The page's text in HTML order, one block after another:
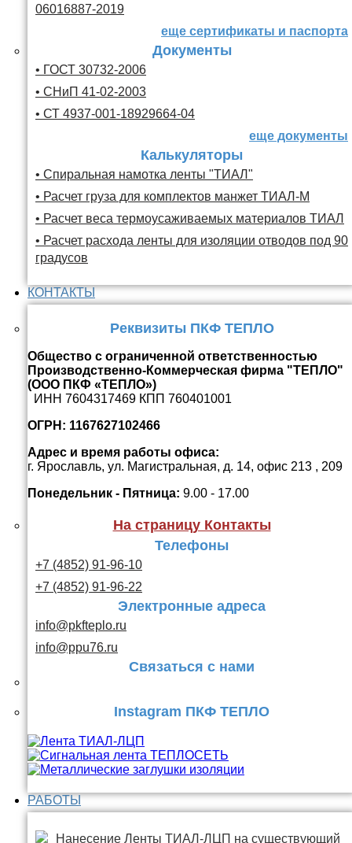
06016887-2019
еще сертификаты и паспорта
Документы
• ГОСТ 30732-2006
• СНиП 41-02-2003
• СТ 4937-001-18929664-04
еще документы
Калькуляторы
• Спиральная намотка ленты "ТИАЛ"
• Расчет груза для комплектов манжет ТИАЛ-М
• Расчет веса термоусаживаемых материалов ТИАЛ
• Расчет расхода ленты для изоляции отводов под 90
градусов
КОНТАКТЫ
Реквизиты ПКФ ТЕПЛО
Общество с ограниченной ответственностью
Производственно-Коммерческая фирма "ТЕПЛО"
(ООО ПКФ «ТЕПЛО»)
ИНН 7604317469 КПП 760401001
ОГРН: 1167627102466
Адрес и время работы офиса:
г. Ярославль, ул. Магистральная, д. 14, офис 213 , 209
Понедельник - Пятница: 9.00 - 17.00
На страницу Контакты
Телефоны
+7 (4852) 91-96-10
+7 (4852) 91-96-22
Электронные адреса
info@pkfteplo.ru
info@ppu76.ru
Связаться с нами
Instagram ПКФ ТЕПЛО
РАБОТЫ